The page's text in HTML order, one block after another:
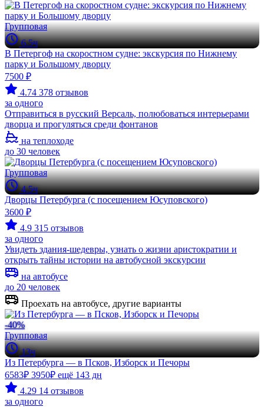
Групповая
6.5ч
В Петергоф на скоростном судне: экскурсия по Нижнему
парку и Большому дворцу
7500 ₽
4.74 378 отзывов
за одного
Отправиться в русский Версаль, полюбоваться интерьерами
дворца и прогуляться среди фонтанов
на теплоходе
до 30 человек
Групповая
4.5ч
Дворцы Петербурга (с посещением Юсуповского)
3600 ₽
4.9 315 отзывов
за одного
Увидеть здания-шедевры, узнать о жизни аристократии и
открыть тайны истории на автобусной экскурсии
на автобусе
до 20 человек
Проехать на автобусе, другие варианты
-40%
Групповая
13ч
Из Петербурга — в Псков, Изборск и Печоры
6583₽ 3950₽ ещё 143 дн
4.29 14 отзывов
за одного